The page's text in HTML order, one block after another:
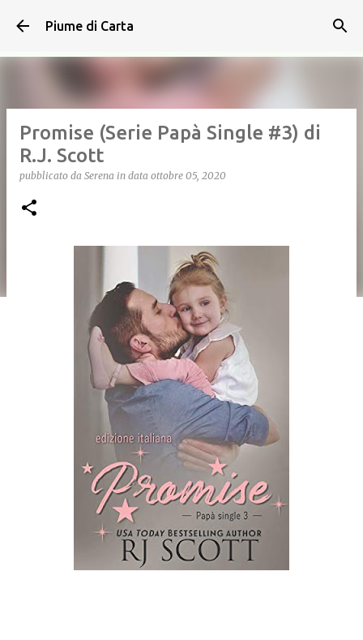
Passa ai contenuti principali
Piume di Carta
Promise (Serie Papà Single #3) di
R.J. Scott
pubblicato da Serena in data ottobre 05, 2020